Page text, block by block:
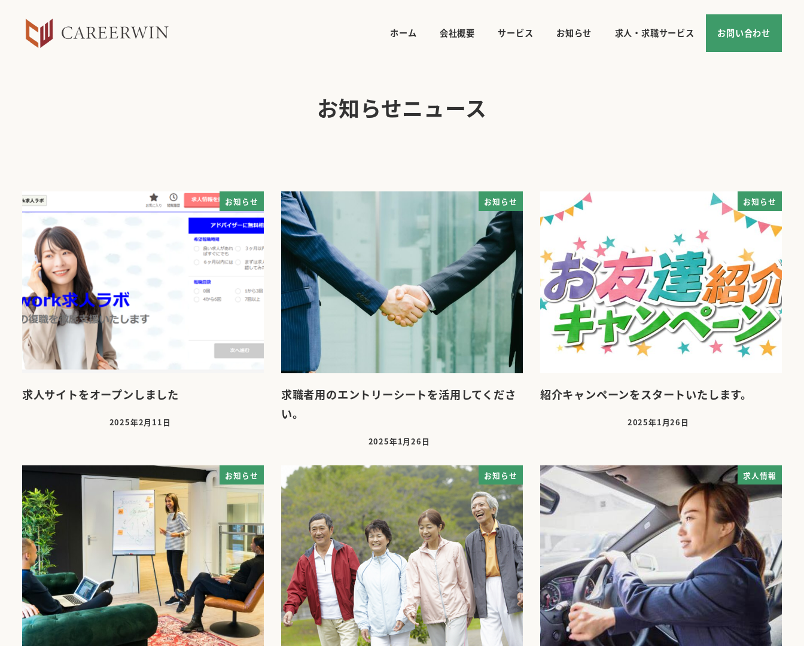
ホーム 会社概要 サービス お知らせ 求人・求職サービス お問い合わせ
お知らせニュース
お知らせ
求人サイトをオープンしました
投稿日
2025年2月11日
お知らせ
求職者用のエントリーシートを活用してくださ
い。
投稿日
2025年1月26日
お知らせ
紹介キャンペーンをスタートいたします。
投稿日
2025年1月26日
お知らせ お知らせ 求人情報